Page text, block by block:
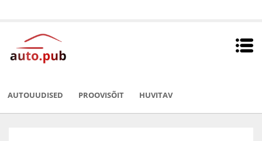
AUTOUUDISED PROOVISÕIT HUVITAV